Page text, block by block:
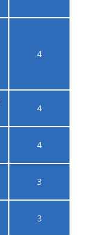
4
4
4
3
3